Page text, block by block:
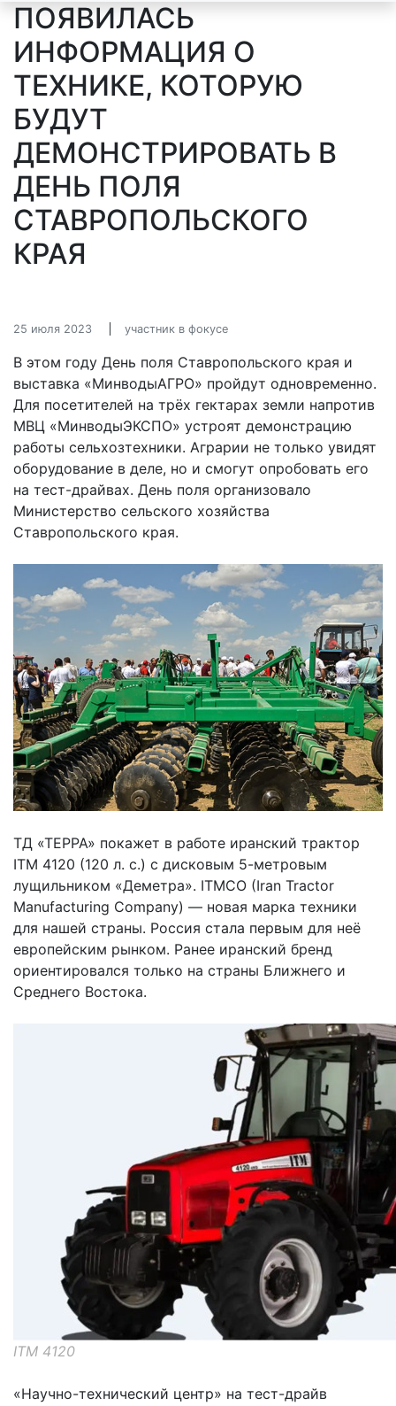
ПОЯВИЛАСЬ
ИНФОРМАЦИЯ О
ТЕХНИКЕ, КОТОРУЮ
БУДУТ
ДЕМОНСТРИРОВАТЬ В
ДЕНЬ ПОЛЯ
СТАВРОПОЛЬСКОГО
КРАЯ
25 июля 2023 участник в фокусе
В этом году День поля Ставропольского края и
выставка «МинводыАГРО» пройдут одновременно.
Для посетителей на трёх гектарах земли напротив
МВЦ «МинводыЭКСПО» устроят демонстрацию
работы сельхозтехники. Аграрии не только увидят
оборудование в деле, но и смогут опробовать его
на тест-драйвах. День поля организовало
Министерство сельского хозяйства
Ставропольского края.
ТД «ТЕРРА» покажет в работе иранский трактор
ITM 4120 (120 л. с.) с дисковым 5-метровым
лущильником «Деметра». ITMCO (Iran Tractor
Manufacturing Company) — новая марка техники
для нашей страны. Россия стала первым для неё
европейским рынком. Ранее иранский бренд
ориентировался только на страны Ближнего и
Среднего Востока.
ITM 4120
«Научно-технический центр» на тест-драйв